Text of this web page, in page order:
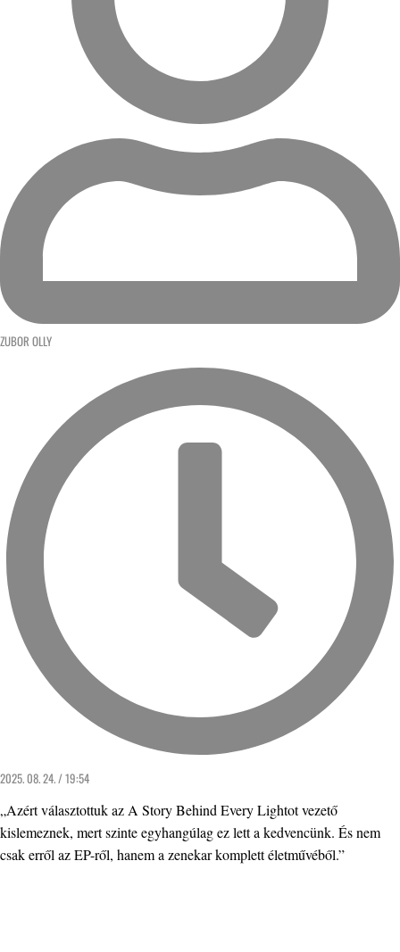
ZUBOR OLLY
2025. 08. 24. / 19:54
„Azért választottuk az A Story Behind Every Lightot vezető
kislemeznek, mert szinte egyhangúlag ez lett a kedvencünk. És nem
csak erről az EP-ről, hanem a zenekar komplett életművéből.”